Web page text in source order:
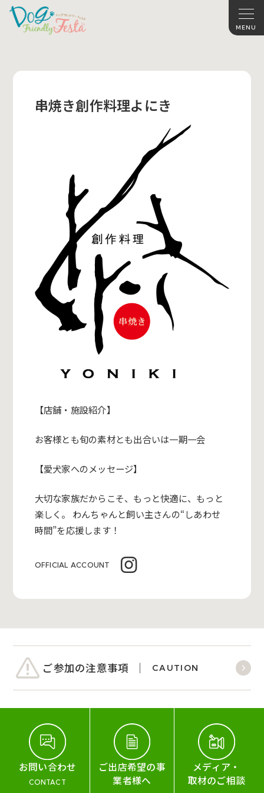
串焼き創作料理よにき
【店舗・施設紹介】
お客様とも旬の素材とも出合いは一期一会
【愛犬家へのメッセージ】
大切な家族だからこそ、もっと快適に、もっと
楽しく。 わんちゃんと飼い主さんの“しあわせ
時間”を応援します！
OFFICIAL ACCOUNT
ご参加の注意事項 CAUTION
お問い合わせ
CONTACT
ご出店希望の事
業者様へ
メディア・
取材のご相談